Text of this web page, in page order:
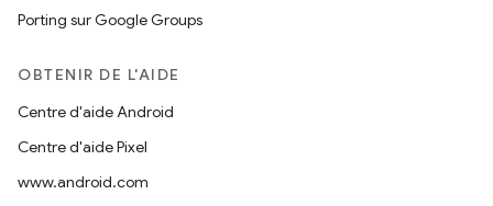
Porting sur Google Groups
OBTENIR DE L'AIDE
Centre d'aide Android
Centre d'aide Pixel
www.android.com